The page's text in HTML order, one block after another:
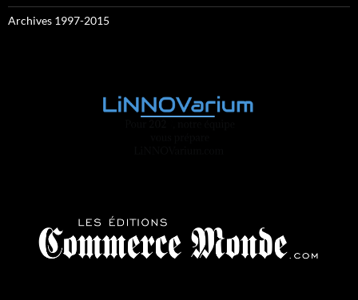
Archives 1997-2015